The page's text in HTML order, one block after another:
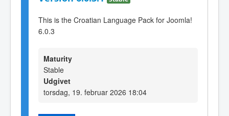
This is the Croatian Language Pack for Joomla!
6.0.3
Maturity
Stable
Udgivet
torsdag, 19. februar 2026 18:04